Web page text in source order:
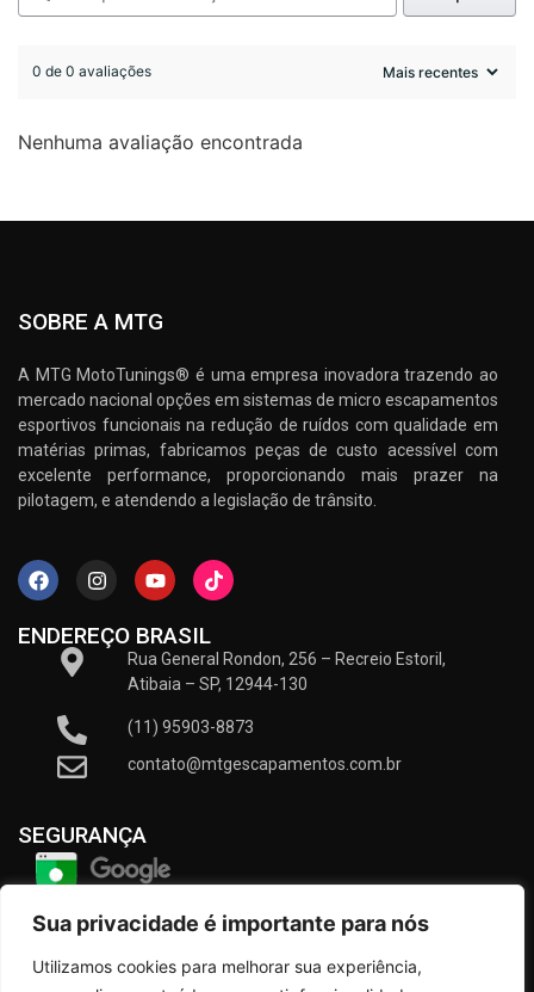
Sua privacidade é importante para nós
Utilizamos cookies para melhorar sua experiência,
0 de 0 avaliações
Nenhuma avaliação encontrada
SOBRE A MTG
A MTG MotoTunings® é uma empresa inovadora trazendo ao
mercado nacional opções em sistemas de micro escapamentos
esportivos funcionais na redução de ruídos com qualidade em
matérias primas, fabricamos peças de custo acessível com
excelente performance, proporcionando mais prazer na
pilotagem, e atendendo a legislação de trânsito.
ENDEREÇO BRASIL
Rua General Rondon, 256 – Recreio Estoril,
Atibaia – SP, 12944-130
(11) 95903-8873
contato@mtgescapamentos.com.br
SEGURANÇA